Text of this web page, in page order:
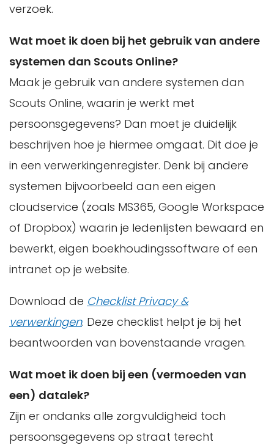
verzoek.
Wat moet ik doen bij het gebruik van andere
systemen dan Scouts Online?
Maak je gebruik van andere systemen dan
Scouts Online, waarin je werkt met
persoonsgegevens? Dan moet je duidelijk
beschrijven hoe je hiermee omgaat. Dit doe je
in een verwerkingenregister. Denk bij andere
systemen bijvoorbeeld aan een eigen
cloudservice (zoals MS365, Google Workspace
of Dropbox) waarin je ledenlijsten bewaard en
bewerkt, eigen boekhoudingssoftware of een
intranet op je website.
Download de Checklist Privacy &
verwerkingen. Deze checklist helpt je bij het
beantwoorden van bovenstaande vragen.
Wat moet ik doen bij een (vermoeden van
een) datalek?
Zijn er ondanks alle zorgvuldigheid toch
persoonsgegevens op straat terecht